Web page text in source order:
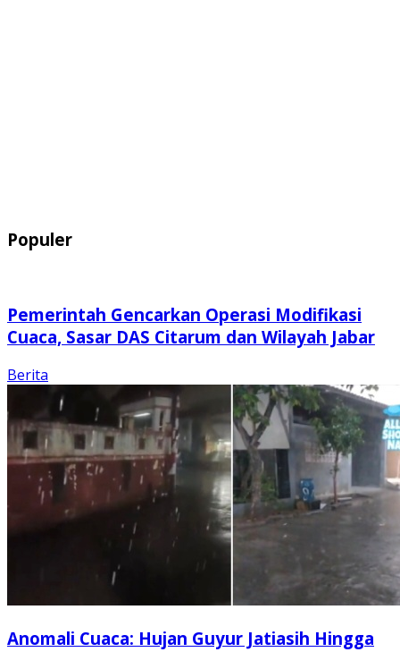
Populer
Pemerintah Gencarkan Operasi Modifikasi
Cuaca, Sasar DAS Citarum dan Wilayah Jabar
Berita
Anomali Cuaca: Hujan Guyur Jatiasih Hingga